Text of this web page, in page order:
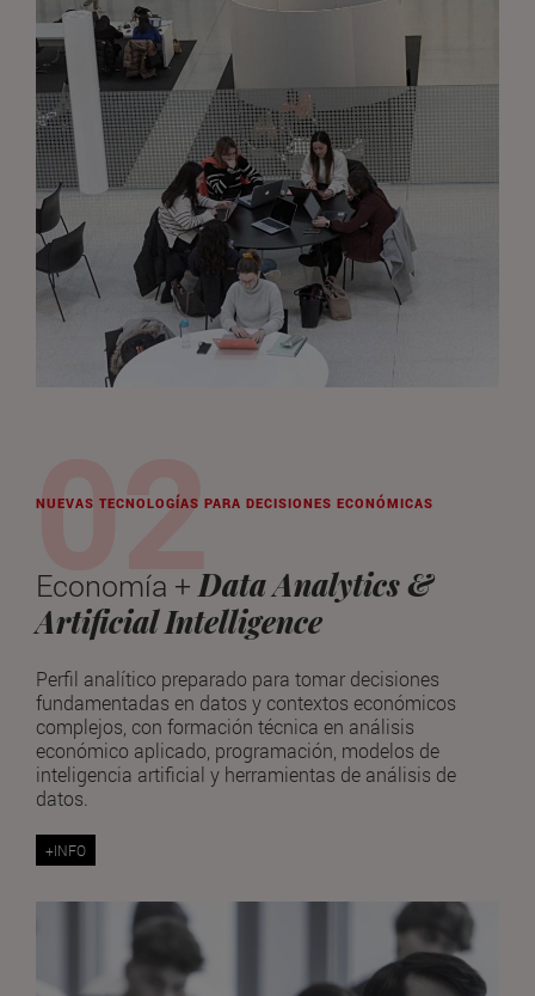
NUEVAS TECNOLOGÍAS PARA DECISIONES ECONÓMICAS
Economía +Data Analytics &
Artificial Intelligence
Perfil analítico preparado para tomar decisiones
fundamentadas en datos y contextos económicos
complejos, con formación técnica en análisis
económico aplicado, programación, modelos de
inteligencia artificial y herramientas de análisis de
datos.
+INFO